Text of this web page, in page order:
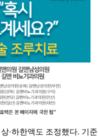
·하한액도 조정했다. 기